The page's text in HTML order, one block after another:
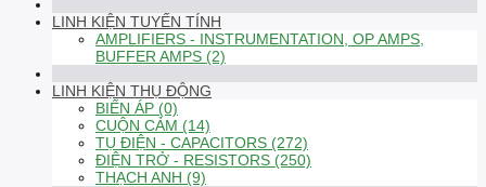
LINH KIỆN TUYẾN TÍNH
AMPLIFIERS - INSTRUMENTATION, OP AMPS,
BUFFER AMPS (2)
LINH KIỆN THỤ ĐỘNG
BIẾN ÁP (0)
CUỘN CẢM (14)
TỤ ĐIỆN - CAPACITORS (272)
ĐIỆN TRỞ - RESISTORS (250)
THẠCH ANH (9)